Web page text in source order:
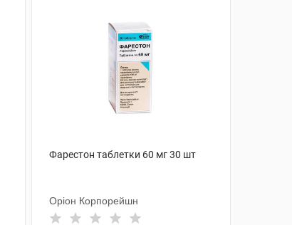
Фарестон таблетки 60 мг 30 шт
Оріон Корпорейшн